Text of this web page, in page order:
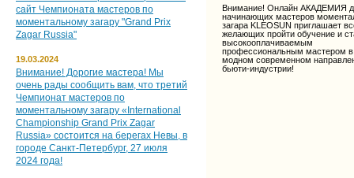
сайт Чемпионата мастеров по
моментальному загару "Grand Prix
Zagar Russia"
19.03.2024
Внимание! Дорогие мастера! Мы
очень рады сообщить вам, что третий
Чемпионат мастеров по
моментальному загару «International
Championship Grand Prix Zagar
Russia» состоится на берегах Невы, в
городе Санкт-Петербург, 27 июля
2024 года!
Внимание! Онлайн АКАДЕМИЯ
начинающих мастеров
загара KLEOSUN приглашает
желающих пройти обучение и
высокооплачиваемым
профессиональным мастером в
модном современном
бьюти-индустрии!